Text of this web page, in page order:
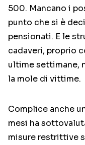
500. Mancano i
punto che si è
pensionati. E le
cadaveri, proprio
ultime settimane,
la mole di vittime.
Complice anche
mesi ha
misure restrittive